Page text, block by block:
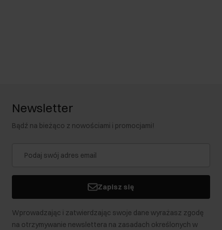
Newsletter
Bądź na bieżąco z nowościami i promocjami!
Zapisz się
Wprowadzając i zatwierdzając swoje dane wyrażasz zgodę
na otrzymywanie newslettera na zasadach określonych w